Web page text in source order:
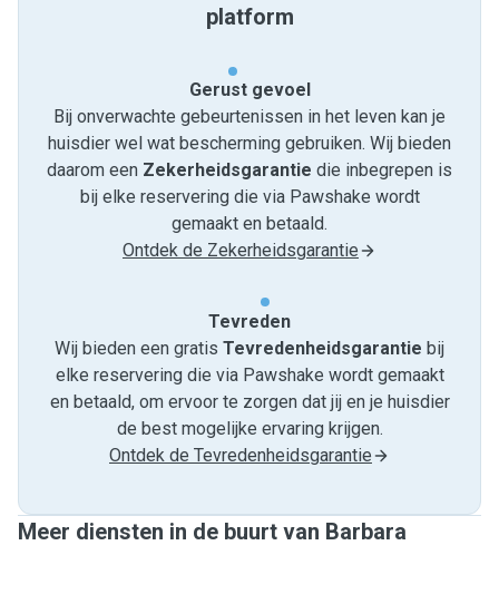
platform
Gerust gevoel
Bij onverwachte gebeurtenissen in het leven kan je
huisdier wel wat bescherming gebruiken. Wij bieden
daarom een Zekerheidsgarantie die inbegrepen is
bij elke reservering die via Pawshake wordt
gemaakt en betaald.
Ontdek de Zekerheidsgarantie
Tevreden
Wij bieden een gratis Tevredenheids­garantie bij
elke reservering die via Pawshake wordt gemaakt
en betaald, om ervoor te zorgen dat jij en je huisdier
de best mogelijke ervaring krijgen.
Ontdek de Tevredenheidsgarantie
Meer diensten in de buurt van Barbara